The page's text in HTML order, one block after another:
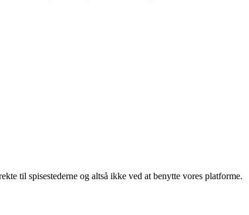
til spisestederne og altså ikke ved at benytte vores platforme.